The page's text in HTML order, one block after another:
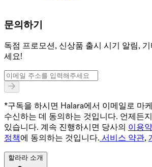
문의하기
독점 프로모션, 신상품 출시 시기 알림,
세요!
*구독을 하시면 Halara에서 이메일로 마
수신하는 데 동의하는 것입니다. 언제든
있습니다. 계속 진행하시면 당사의 이용
정책에 동의하는 것입니다. 서비스 약관,
할라라 소개